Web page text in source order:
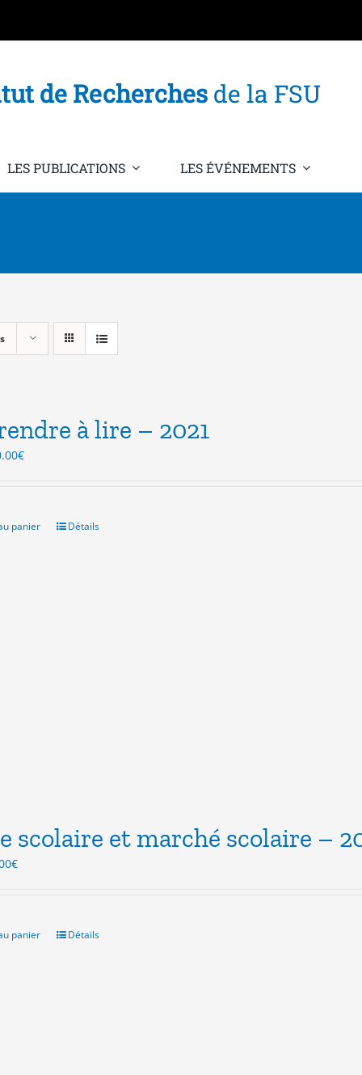
de Recherchesde la FSU
LES PUBLICATIONS LES ÉVÉNEMENTS
à lire – 2021
€Le
10.00€.
panier Détails
scolaire et marché scolaire –
€Le
3.00€.
panier Détails